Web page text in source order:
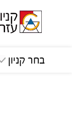
בחר קניון